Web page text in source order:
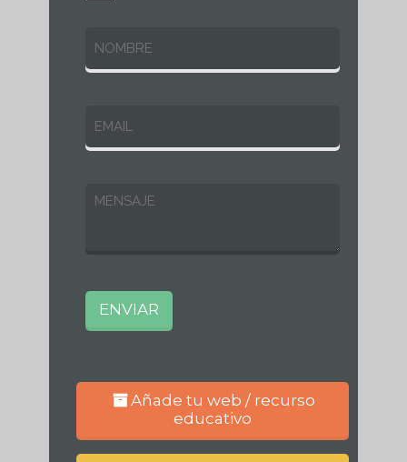
Añade tu web / recurso
educativo